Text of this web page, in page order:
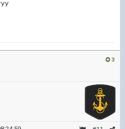
3